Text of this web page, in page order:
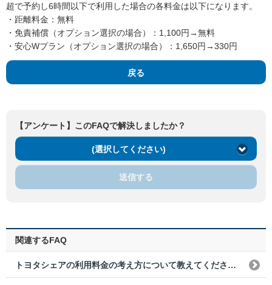
超で予約し6時間以下で利用した場合の各料金は以下になります。
・距離料金：無料
・免責補償（オプション選択の場合）：1,100円→無料
・安心Wプラン（オプション選択の場合）：1,650円→330円
戻る
【アンケート】このFAQで解決しましたか？
(選択してください)
送信する
関連するFAQ
トヨタシェアの利用料金の考え方について教えてください。